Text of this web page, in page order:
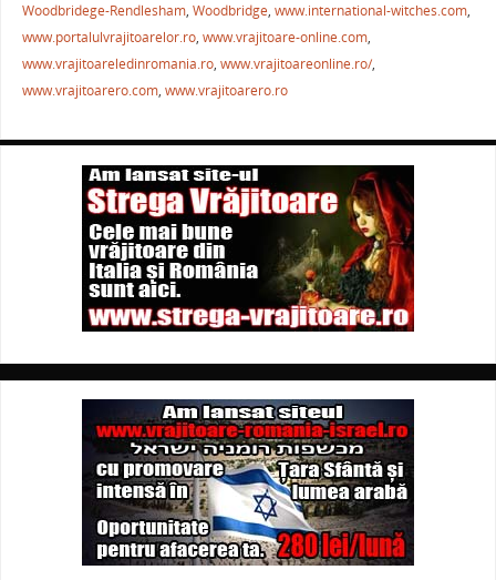
Woodbridege-Rendlesham, Woodbridge, www.international-witches.com,
www.portalulvrajitoarelor.ro, www.vrajitoare-online.com,
www.vrajitoareledinromania.ro, www.vrajitoareonline.ro/,
www.vrajitoarero.com, www.vrajitoarero.ro